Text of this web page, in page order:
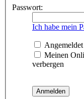
Passwort:
Ich habe mein
Meinen
verbergen